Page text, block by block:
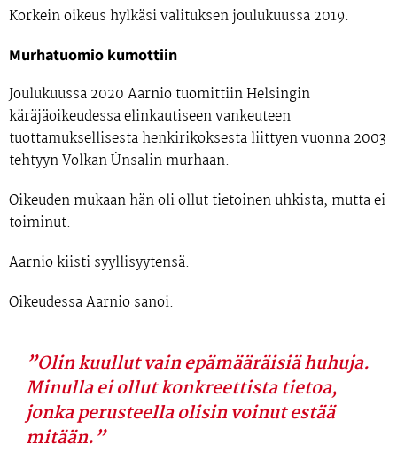
Korkein oikeus hylkäsi valituksen joulukuussa 2019.
Murhatuomio kumottiin
Joulukuussa 2020 Aarnio tuomittiin Helsingin
käräjäoikeudessa elinkautiseen vankeuteen
tuottamuksellisesta henkirikoksesta liittyen vuonna 2003
tehtyyn Volkan Ünsalin murhaan.
Oikeuden mukaan hän oli ollut tietoinen uhkista, mutta ei
toiminut.
Aarnio kiisti syyllisyytensä.
Oikeudessa Aarnio sanoi:
”Olin kuullut vain epämääräisiä huhuja.
Minulla ei ollut konkreettista tietoa,
jonka perusteella olisin voinut estää
mitään.”